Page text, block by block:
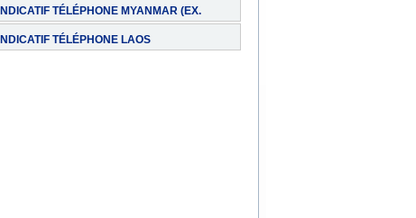
INDICATIF TÉLÉPHONE MYANMAR (EX.
INDICATIF TÉLÉPHONE LAOS